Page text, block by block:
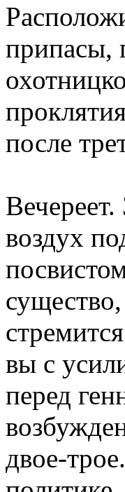
припасы,
после
воздух
вы с
перед
двое-